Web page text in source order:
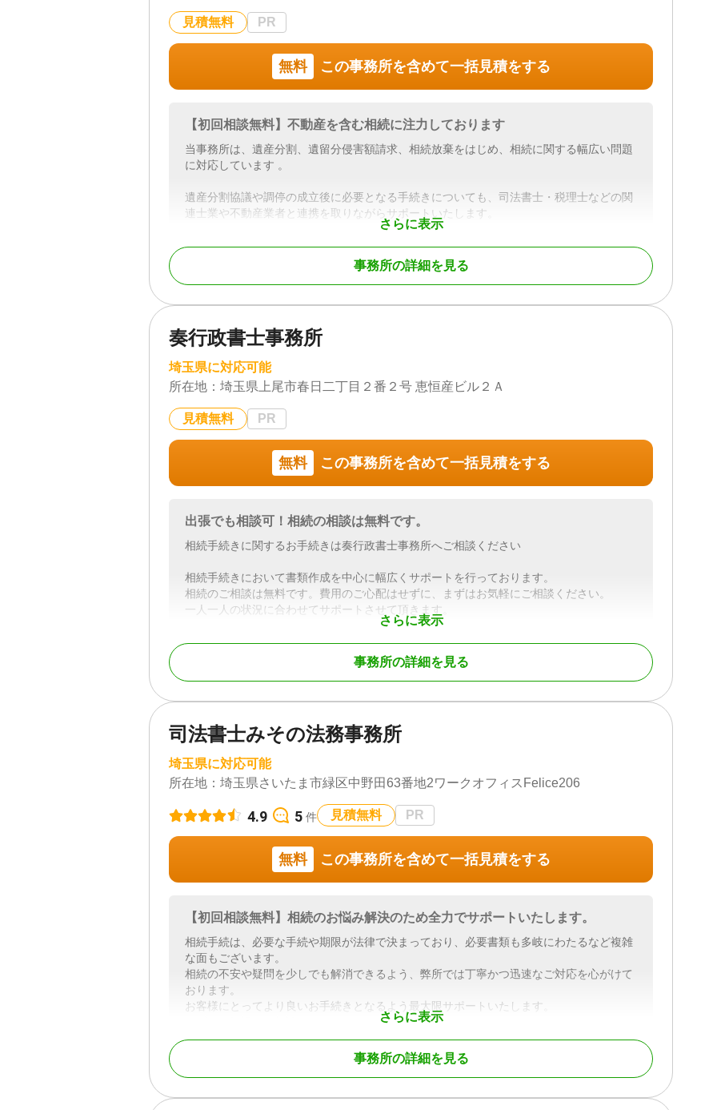
相続税申告が必要なケースでは税理士法人と連携し、生前贈与を活用した相続税対策から
申告までワンストップで対応。
2024年4月の相続登記義務化にも、提携司法書士と連携して不動産の名義変更・登記手続
きまで対応します。
まで、幅広いお困りごとを1つの窓口でご相談いただけます。
修正内容：【弁護士法人東京新宿法律事務所 大宮支店の無料相談でできること】
・相続人調査（戸籍謄本の収集・金融機関・不動産の名寄帳調査）を任せたい
・相続登記や相続税申告まで、まとめて相談できる窓口を探している
対応地域
東京、神奈川、埼玉、千葉
遺言書 / 遺産分割 / 相続財産調査 / 相続税申告 / 相続登記 / 相続放棄 / 成年後見
対応体制
電話相談可 / 女性スタッフ対応可 / 土日相談可 / 初回相談無料 / 18時以降相談
可 / オンライン面談可 / 事務所面談可
見積無料 PR
無料 この事務所を含めて一括見積をする
さらに表示
【初回相談無料】不動産を含む相続に注力しております
当事務所は、遺産分割、遺留分侵害額請求、相続放棄をはじめ、相続に関する幅広い問題
に対応しています 。
遺産分割協議や調停の成立後に必要となる手続きについても、司法書士・税理士などの関
連士業や不動産業者と連携を取りながらサポートいたします。
相続にまつわる問題の最終的な解決に向けて、一貫してお手伝いさせていただきますの
対応地域
埼玉県、東京都、神奈川県、千葉県、茨城県、群馬県、栃木県 その他の都道府
対応業務
遺言書 / 遺産分割 / 相続財産調査 / 相続放棄 / 成年後見 / 相続手続き / 銀行手続
き / 戸籍収集 / 相続人調査 / 相続トラブル（弁護士相談）
対応体制
訪問可 / 女性スタッフ対応可 / 土日相談可 / 初回相談無料 / 18時以降相談可 / 事
務所面談可
事務所の詳細を見る
奏行政書士事務所
埼玉県に対応可能
所在地： 埼玉県上尾市春日二丁目２番２号 恵恒産ビル２Ａ
見積無料 PR
無料 この事務所を含めて一括見積をする
さらに表示
出張でも相談可！相続の相談は無料です。
相続手続きに関するお手続きは奏行政書士事務所へご相談ください
相続手続きにおいて書類作成を中心に幅広くサポートを行っております。
相続のご相談は無料です。費用のご心配はせずに、まずはお気軽にご相談ください。
一人一人の状況に合わせてサポートさせて頂きます。
対応業務
遺言書 / 遺産分割 / 相続財産調査 / 相続手続き / 銀行手続き / 戸籍収集 / 相続人
調査
対応体制
女性スタッフ対応可 / 初回相談無料 / 18時以降相談可
事務所の詳細を見る
司法書士みその法務事務所
埼玉県に対応可能
所在地： 埼玉県さいたま市緑区中野田63番地2ワークオフィスFelice206
4.9 5 件 見積無料 PR
無料 この事務所を含めて一括見積をする
さらに表示
【初回相談無料】相続のお悩み解決のため全力でサポートいたします。
相続手続は、必要な手続や期限が法律で決まっており、必要書類も多岐にわたるなど複雑
な面もございます。
相続の不安や疑問を少しでも解消できるよう、弊所では丁寧かつ迅速なご対応を心がけて
おります。
お客様にとってより良いお手続きとなるよう最大限サポートいたします。
事務所の詳細を見る